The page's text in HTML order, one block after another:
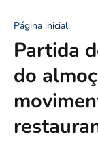
Página inicial
Partida
do